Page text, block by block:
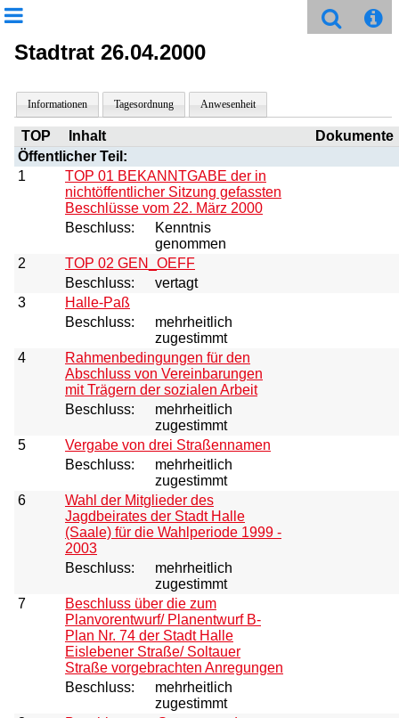
Stadtrat 26.04.2000
Informationen Tagesordnung Anwesenheit
TOP Inhalt
Dokumente
Öffentlicher Teil:
1
TOP 01 BEKANNTGABE der in
nichtöffentlicher Sitzung gefassten
Beschlüsse vom 22. März 2000
Beschluss:
Kenntnis
genommen
2
TOP 02 GEN_OEFF
Beschluss:
vertagt
3
Halle-Paß
Beschluss:
mehrheitlich
zugestimmt
4
Rahmenbedingungen für den
Abschluss von Vereinbarungen
mit Trägern der sozialen Arbeit
Beschluss:
mehrheitlich
zugestimmt
5
Vergabe von drei Straßennamen
Beschluss:
mehrheitlich
zugestimmt
6
Wahl der Mitglieder des
Jagdbeirates der Stadt Halle
(Saale) für die Wahlperiode 1999 -
2003
Beschluss:
mehrheitlich
zugestimmt
7
Beschluss über die zum
Planvorentwurf/ Planentwurf B-
Plan Nr. 74 der Stadt Halle
Eislebener Straße/ Soltauer
Straße vorgebrachten Anregungen
Beschluss:
mehrheitlich
zugestimmt